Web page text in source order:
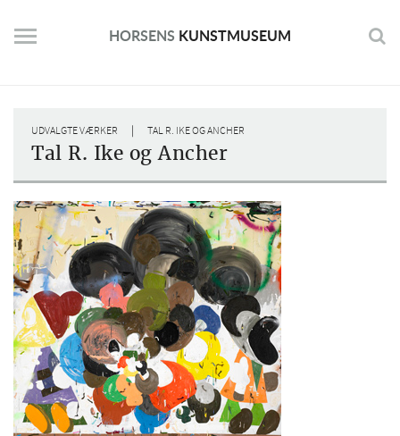
content
HORSENS KUNSTMUSEUM
UDVALGTE VÆRKER | TAL R. IKE OG ANCHER
Tal R. Ike og Ancher